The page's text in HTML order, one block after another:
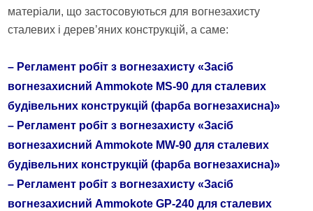
матеріали, що застосовуються для вогнезахисту
сталевих і дерев’яних конструкцій, а саме:
– Регламент робіт з вогнезахисту «Засіб
вогнезахисний Ammokote MS-90 для сталевих
будівельних конструкцій (фарба вогнезахисна)»
– Регламент робіт з вогнезахисту «Засіб
вогнезахисний Ammokote MW-90 для сталевих
будівельних конструкцій (фарба вогнезахисна)»
– Регламент робіт з вогнезахисту «Засіб
вогнезахисний Ammokote GP-240 для сталевих